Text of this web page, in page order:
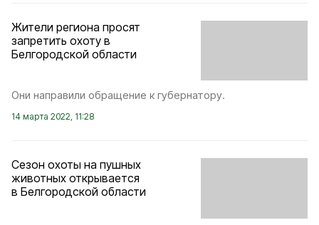
Жители региона просят
запретить охоту в
Белгородской области
Они направили обращение к губернатору.
14 марта 2022, 11:28
Сезон охоты на пушных
животных открывается
в Белгородской области